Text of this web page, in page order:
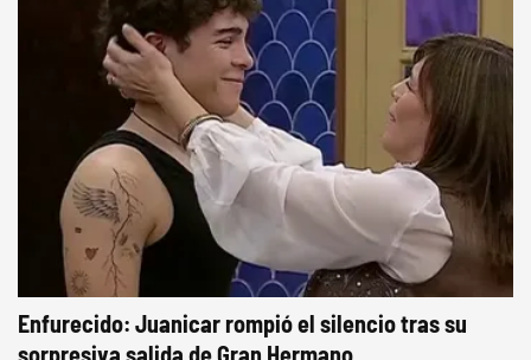
Enfurecido: Juanicar rompió el silencio tras su
sorpresiva salida de Gran Hermano